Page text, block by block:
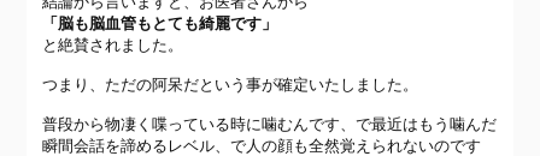
「脳も脳血管もとても綺麗です」
と絶賛されました。
つまり、ただの阿呆だという事が確定いたしました。
普段から物凄く喋っている時に噛むんです、で最近はもう噛んだ
瞬間会話を諦めるレベル、で人の顔も全然覚えられないのです